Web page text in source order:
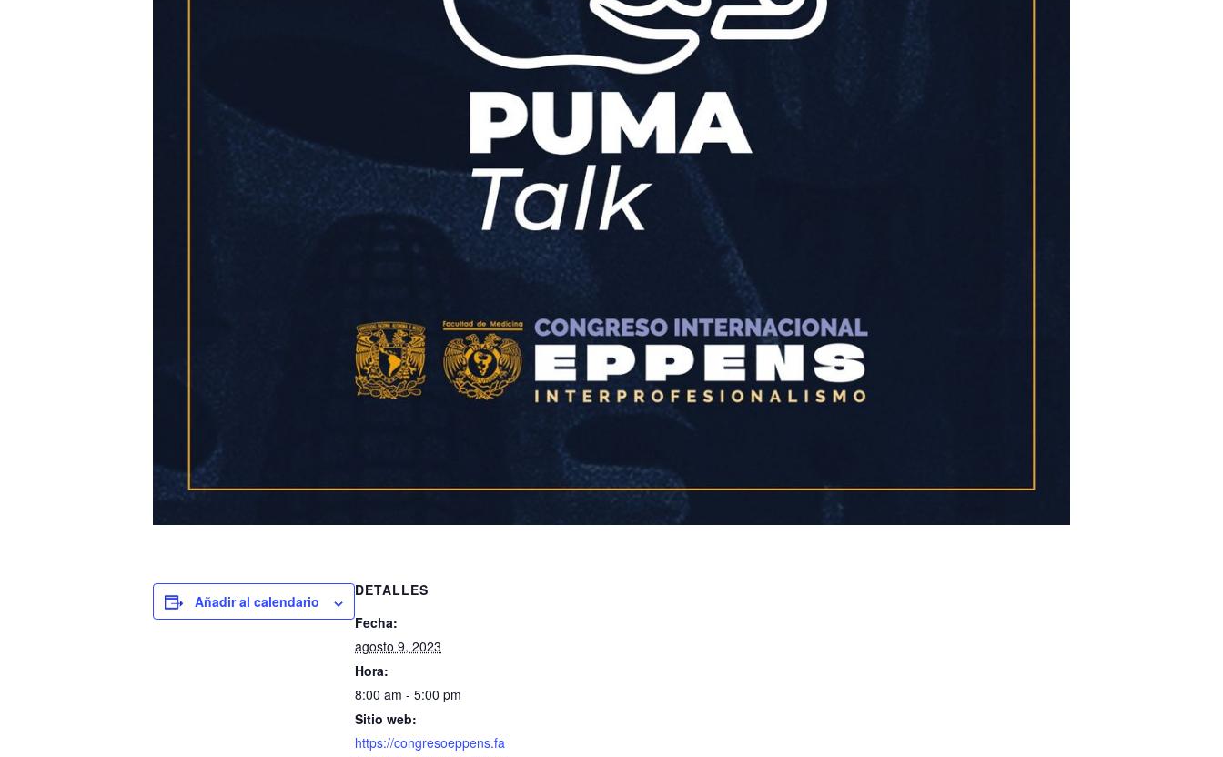
Añadir al calendario
DETALLES
Fecha:
agosto 9, 2023
Hora:
8:00 am - 5:00 pm
Sitio web:
https://congresoeppens.fa